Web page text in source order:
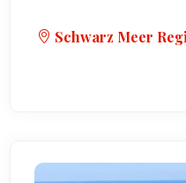
Schwarz Meer